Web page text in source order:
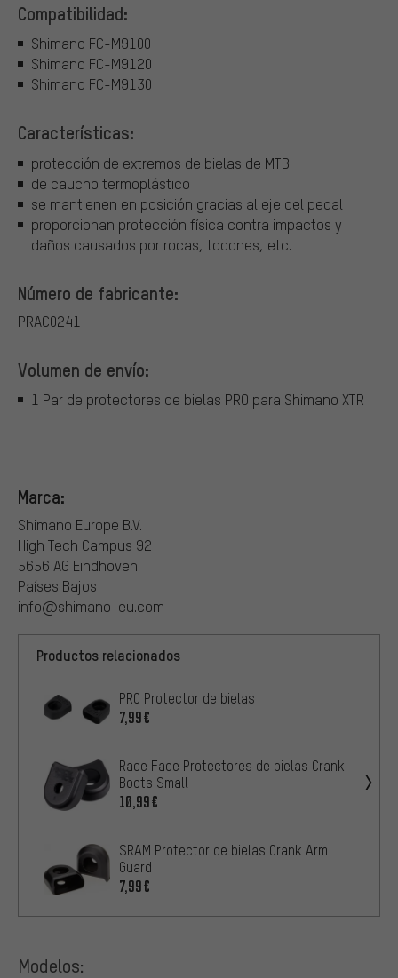
Compatibilidad:
Shimano FC-M9100
Shimano FC-M9120
Shimano FC-M9130
Características:
protección de extremos de bielas de MTB
de caucho termoplástico
se mantienen en posición gracias al eje del pedal
proporcionan protección física contra impactos y
daños causados por rocas, tocones, etc.
Número de fabricante:
PRAC0241
Volumen de envío:
1 Par de protectores de bielas PRO para Shimano XTR
Marca:
Shimano Europe B.V.
High Tech Campus 92
5656 AG Eindhoven
Países Bajos
info@shimano-eu.com
Productos relacionados
PRO Protector de bielas
7,99€
Race Face Protectores de bielas Crank
Boots Small
10,99€
SRAM Protector de bielas Crank Arm
Guard
7,99€
Modelos: